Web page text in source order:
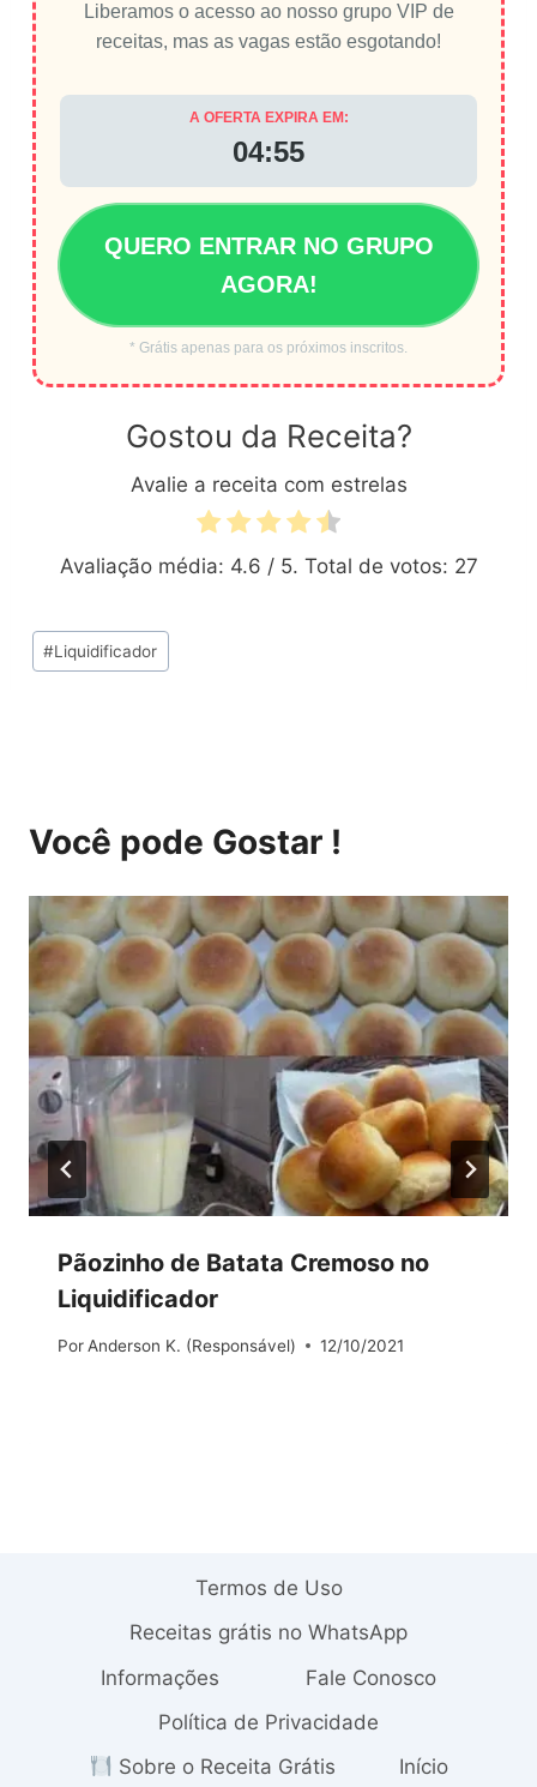
Liberamos o acesso ao nosso grupo VIP de
receitas, mas as vagas estão esgotando!
A OFERTA EXPIRA EM:
04:54
QUERO ENTRAR NO GRUPO
AGORA!
* Grátis apenas para os próximos inscritos.
Gostou da Receita?
Avalie a receita com estrelas
Avaliação média: 4.6 / 5. Total de votos: 27
Tags
do
#Liquidificador
Você pode Gostar !
Pãozinho de Batata Cremoso no
Liquidificador
Por Anderson K. (Responsável) 12/10/2021
Termos de Uso
Receitas grátis no WhatsApp
Informações
Fale Conosco
Política de Privacidade
Sobre o Receita Grátis
Início